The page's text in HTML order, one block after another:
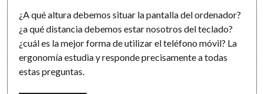
Innovación
Lectura
Historia del Arte
Lengua
menu
Bases de datos
Hoja de cálculo
Programación
Redes de ordenadores
Redes sociales
Geometría
twitterfacebookinstagramyoutube
¿A qué altura debemos situar la pantalla del ordenador?
¿a qué distancia debemos estar nosotros del teclado?
¿cuál es la mejor forma de utilizar el teléfono móvil? La
ergonomía estudia y responde precisamente a todas
estas preguntas.